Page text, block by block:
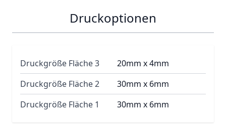
Druckoptionen
Druckgröße Fläche 3
20mm x 4mm
Druckgröße Fläche 2
30mm x 6mm
Druckgröße Fläche 1
30mm x 6mm